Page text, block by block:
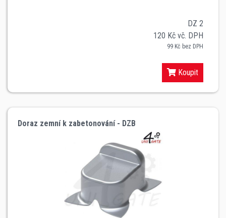
DZ 2
120 Kč vč. DPH
99 Kč bez DPH
Koupit
Doraz zemní k zabetonování - DZB